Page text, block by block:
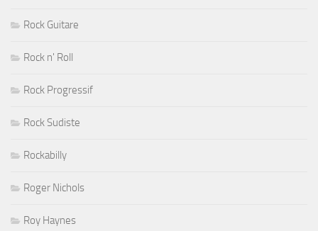
Rock Guitare
Rock n' Roll
Rock Progressif
Rock Sudiste
Rockabilly
Roger Nichols
Roy Haynes